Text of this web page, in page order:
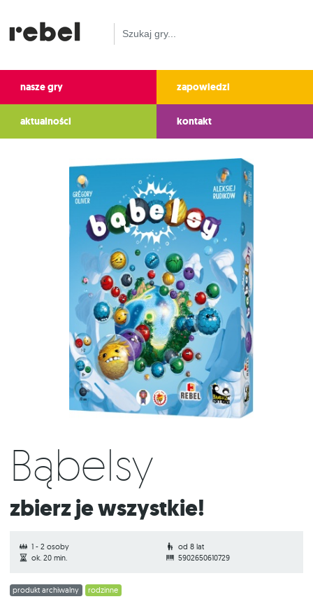
nasze gry zapowiedzi
aktualności kontakt
Bąbelsy
Zbierz je wszystkie!
1 - 2 osoby
od 8 lat
ok. 20 min.
5902650610729
produkt archiwalny rodzinne